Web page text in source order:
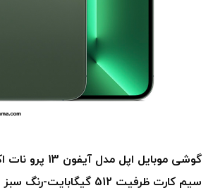
سیم کارت ظرفیت 512 گیگابایت-رنگ سبز